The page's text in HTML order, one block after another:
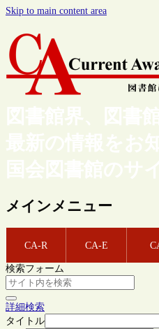
Skip to main content area
図書館界、図書
最新の情報をお
国会図書館のサ
メインメニュー
CA-R CA-E
検索フォーム
詳細検索
タイトル